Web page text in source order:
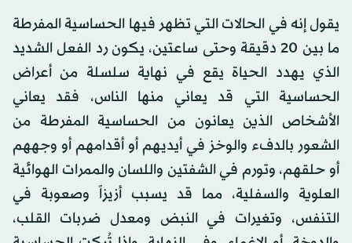
يقول إنه في الحالات التي تظهر فيها الحساسية المفرطة
ما بين 20 دقيقة وحتى ساعتين، يكون رد الفعل الشديد
الذي يهدد الحياة يقع في نهاية سلسلة من أعراض
الحساسية التي قد يعاني منها الناس، فقد يعاني
الأشخاص الذين يعانون من الحساسية المفرطة من
الشعور بالدفء والوخز في أيديهم أو أقدامهم أو وجههم
أو حلقهم، وتورم في الشفتين واللسان والممرات الهوائية
العلوية والسفلية، مما قد يسبب أزيزاً وصعوبة في
التنفس، وتغيرات في النبض ومعدل ضربات القلب،